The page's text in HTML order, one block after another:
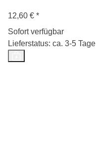
12,60 € *
Sofort verfügbar
Lieferstatus: ca. 3-5 Tage